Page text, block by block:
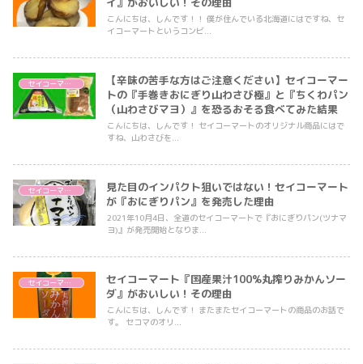
こんにちは、しんです！！ 僕が住んでいる北海道にはですね、セ
イコーマートというコンビ...
セイコーマート
【辛味の苦手な方はご注意ください】セイコーマー
トの『手巻きおにぎり山わさび極』と『ちくわパン
（山わさびマヨ）』を恐るおそる食べてみた結果
こんにちは、しんです！ セイコーマートのオリジナル商品にはで
すね、山わさびを...
セイコーマート
見た目のインパクト狙いではない！セイコーマート
が『おにぎりパン』を発売した理由
2021年10月4日、全道のセイコーマートで『おにぎりパン(ツナマ
ヨ)』が発売開始となりま...
セイコーマート
セイコーマート『国産果汁100%丸搾りみかんソー
ダ』がおいしい！その理由
こんにちは、しんです！ またまたセイコーマートの商品のお話で
す。 セコマのオリ...